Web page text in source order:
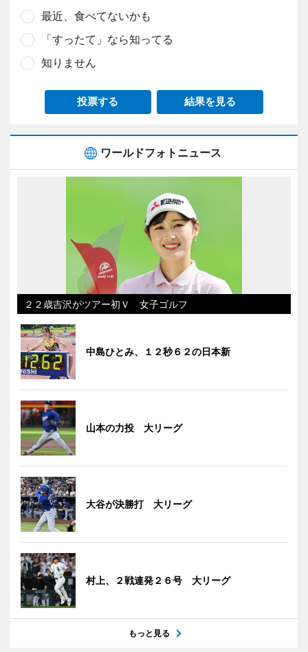
最近、食べてないかも
「すったて」なら知ってる
知りません
投票する 結果を見る
ワールドフォトニュース
２２歳吉沢がツアー初Ｖ 女子ゴルフ
中島ひとみ、１２秒６２の日本新
山本の力投 大リーグ
大谷が決勝打 大リーグ
村上、２戦連発２６号 大リーグ
もっと見る